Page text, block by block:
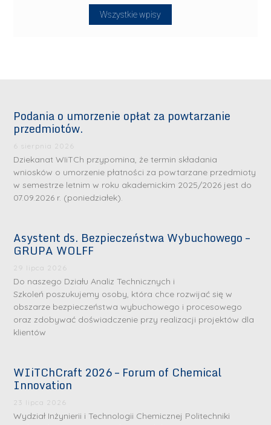
Wszystkie wpisy
Podania o umorzenie opłat za powtarzanie
przedmiotów.
6 sierpnia 2026
Dziekanat WIiTCh przypomina, że termin składania
wniosków o umorzenie płatności za powtarzane przedmioty
w semestrze letnim w roku akademickim 2025/2026 jest do
07.09.2026 r. (poniedziałek).
Asystent ds. Bezpieczeństwa Wybuchowego –
GRUPA WOLFF
29 lipca 2026
Do naszego Działu Analiz Technicznych i
Szkoleń poszukujemy osoby, która chce rozwijać się w
obszarze bezpieczeństwa wybuchowego i procesowego
oraz zdobywać doświadczenie przy realizacji projektów dla
klientów
WIiTChCraft 2026 – Forum of Chemical
Innovation
23 lipca 2026
Wydział Inżynierii i Technologii Chemicznej Politechniki